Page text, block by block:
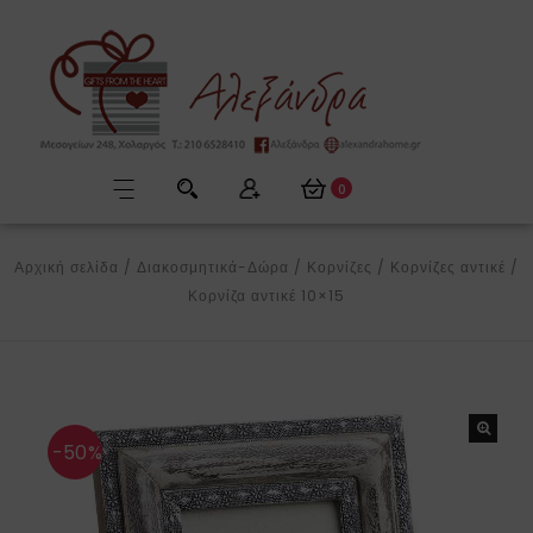
0
Αρχική σελίδα / Διακοσμητικά-Δώρα / Κορνίζες / Κορνίζες αντικέ /
Κορνίζα αντικέ 10×15
-50%